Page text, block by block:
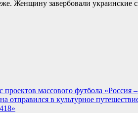
Женщину завербовали украинские
массового футбола «Россия
отправился в культурное